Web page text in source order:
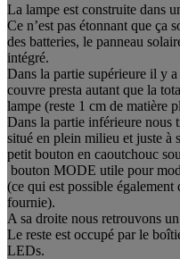
La lampe est construite dans
Ce n’est pas étonnant que ça
des batteries, le panneau
intégré.
Dans la partie supérieure il y
couvre presta autant que la
lampe (reste 1 cm de matière
Dans la partie inférieure nous
situé en plein milieu et juste à
petit bouton en caoutchouc
bouton MODE utile pour
(ce qui est possible
fournie).
A sa droite nous retrouvons
Le reste est occupé par le
LEDs.